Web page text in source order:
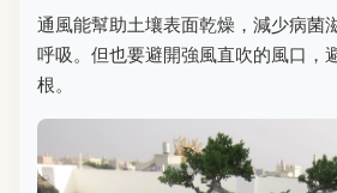
通風能幫助土壤表面乾燥，減少病菌
呼吸。但也要避開強風直吹的風口，
根。